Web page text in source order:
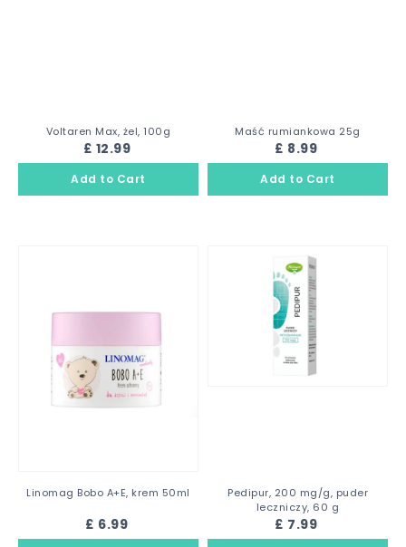
Voltaren Max, żel, 100g
£ 12.99
Maść rumiankowa 25g
£ 8.99
Linomag Bobo A+E, krem 50ml
£ 6.99
Pedipur, 200 mg/g, puder
leczniczy, 60 g
£ 7.99